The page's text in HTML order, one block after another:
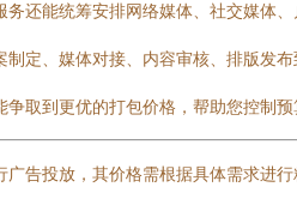
务还能统筹安排网络媒体、社交媒体
制定、媒体对接、内容审核、排版发
取到更优的打包价格，帮助您控制预
告投放，其价格需根据具体需求进